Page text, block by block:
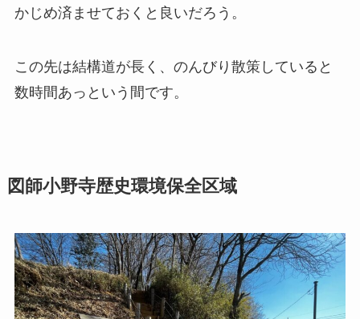
かじめ済ませておくと良いだろう。
この先は結構道が長く、のんびり散策していると
数時間あっという間です。
図師小野寺歴史環境保全区域